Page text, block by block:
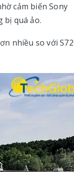
cảm biến Sony
bị quá ảo.
nhiều so với